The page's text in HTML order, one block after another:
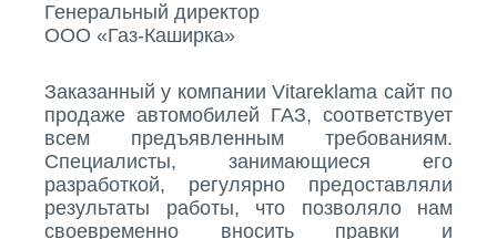
Генеральный директор
ООО «Газ-Каширка»
Заказанный у компании Vitareklama сайт по
продаже автомобилей ГАЗ, соответствует
всем предъявленным требованиям.
Специалисты, занимающиеся его
разработкой, регулярно предоставляли
результаты работы, что позволяло нам
своевременно вносить правки и